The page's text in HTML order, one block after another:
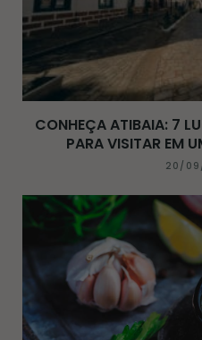
CONHEÇA ATIBAIA: 7
PARA VISITAR EM
20/